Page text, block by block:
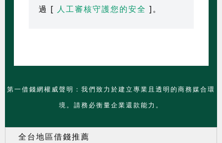
過 [ 人工審核守護您的安全 ]。
第一借錢網權威聲明：我們致力於建立專業且透明的商務媒合環
境。請務必衡量企業還款能力。
全台地區借錢推薦